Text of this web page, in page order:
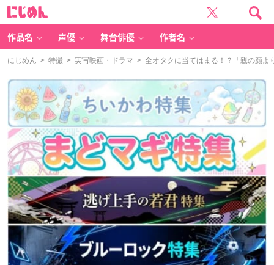
作品名 声優 舞台俳優 作者名
にじめん > 特撮 > 実写映画・ドラマ > 全オタクに当てはまる！？「親の顔よ